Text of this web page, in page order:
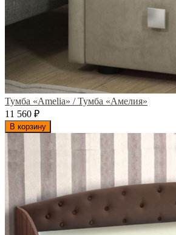
Тумба «Amelia» / Тумба «Амелия»
11 560 ₽
В корзину